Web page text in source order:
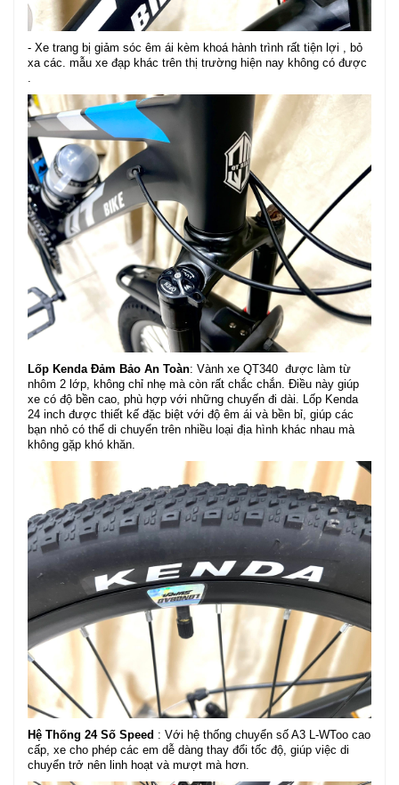
- Xe trang bị giảm sóc êm ái kèm khoá hành trình rất tiện lợi , bỏ
xa các. mẫu xe đạp khác trên thị trường hiện nay không có được
.
Lốp Kenda Đảm Bảo An Toàn: Vành xe QT340 được làm từ
nhôm 2 lớp, không chỉ nhẹ mà còn rất chắc chắn. Điều này giúp
xe có độ bền cao, phù hợp với những chuyến đi dài. Lốp Kenda
24 inch được thiết kế đặc biệt với độ êm ái và bền bỉ, giúp các
bạn nhỏ có thể di chuyển trên nhiều loại địa hình khác nhau mà
không gặp khó khăn.
Hệ Thống 24 Số Speed : Với hệ thống chuyển số A3 L-WToo cao
cấp, xe cho phép các em dễ dàng thay đổi tốc độ, giúp việc di
chuyển trở nên linh hoạt và mượt mà hơn.